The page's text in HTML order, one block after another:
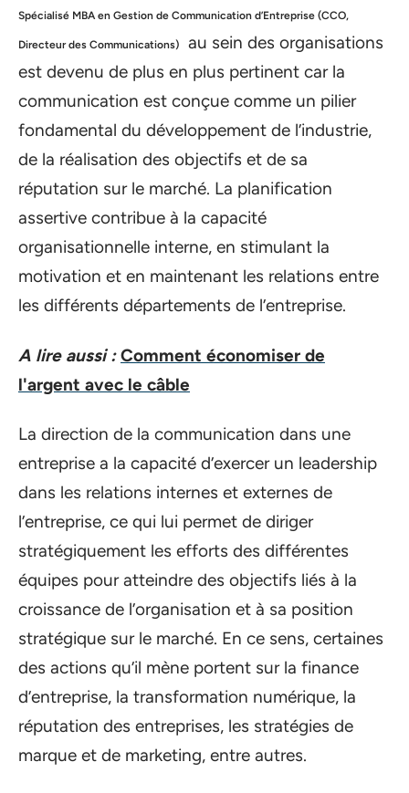
Spécialisé MBA en Gestion de Communication d’Entreprise (CCO,
Directeur des Communications)
au sein des organisations
est devenu de plus en plus pertinent car la
communication est conçue comme un pilier
fondamental du développement de l’industrie,
de la réalisation des objectifs et de sa
réputation sur le marché. La planification
assertive contribue à la capacité
organisationnelle interne, en stimulant la
motivation et en maintenant les relations entre
les différents départements de l’entreprise.
A lire aussi : Comment économiser de
l'argent avec le câble
La direction de la communication dans une
entreprise a la capacité d’exercer un leadership
dans les relations internes et externes de
l’entreprise, ce qui lui permet de diriger
stratégiquement les efforts des différentes
équipes pour atteindre des objectifs liés à la
croissance de l’organisation et à sa position
stratégique sur le marché. En ce sens, certaines
des actions qu’il mène portent sur la finance
d’entreprise, la transformation numérique, la
réputation des entreprises, les stratégies de
marque et de marketing, entre autres.